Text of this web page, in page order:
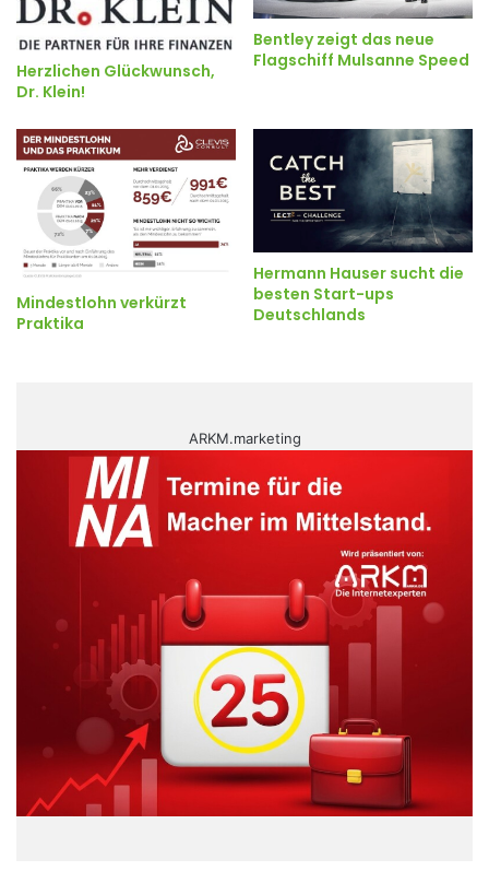
Herzlichen Glückwunsch,
Dr. Klein!
Bentley zeigt das neue
Flagschiff Mulsanne Speed
Mindestlohn verkürzt
Praktika
Hermann Hauser sucht die
besten Start-ups
Deutschlands
ARKM.marketing